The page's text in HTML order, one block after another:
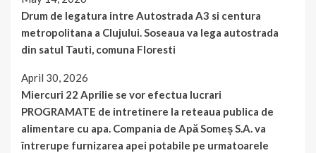
Drum de legatura intre Autostrada A3 si centura
metropolitana a Clujului. Soseaua va lega autostrada
din satul Tauti, comuna Floresti
April 30, 2026
Miercuri 22 Aprilie se vor efectua lucrari
PROGRAMATE de intretinere la reteaua publica de
alimentare cu apa. Compania de Apă Someș S.A. va
întrerupe furnizarea apei potabile pe urmatoarele